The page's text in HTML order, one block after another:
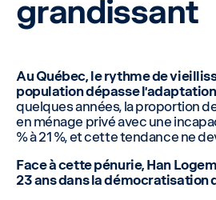
grandissant
Au Québec, le rythme de
population dépasse
quelques années, la proportion
en ménage privé avec une
% à 21 %, et cette tendance ne
Face à cette pénurie, Han
23 ans dans la démocratisation